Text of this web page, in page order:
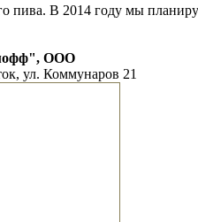
пива. В 2014 году мы
ООО
ул. Коммунаров 21